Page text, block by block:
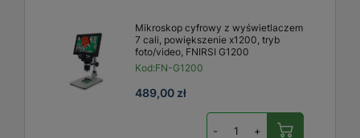
Mikroskop cyfrowy z wyświetlaczem
7 cali, powiększenie x1200, tryb
foto/video, FNIRSI G1200
Kod:FN-G1200
489,00 zł
- +